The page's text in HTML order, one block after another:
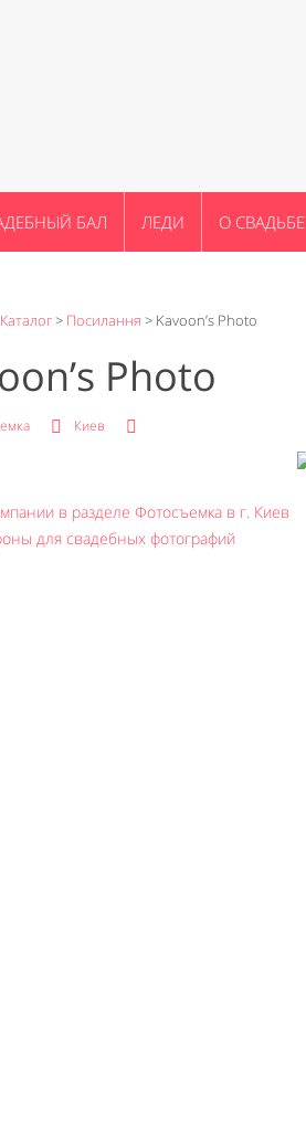
БАЛ ЛЕДИ О СВАДЬБЕ
Каталог> Посилання > Kavoon’s Photo
Photo
Киев
в разделе Фотосъемка в г. Киев
для свадебных фотографий